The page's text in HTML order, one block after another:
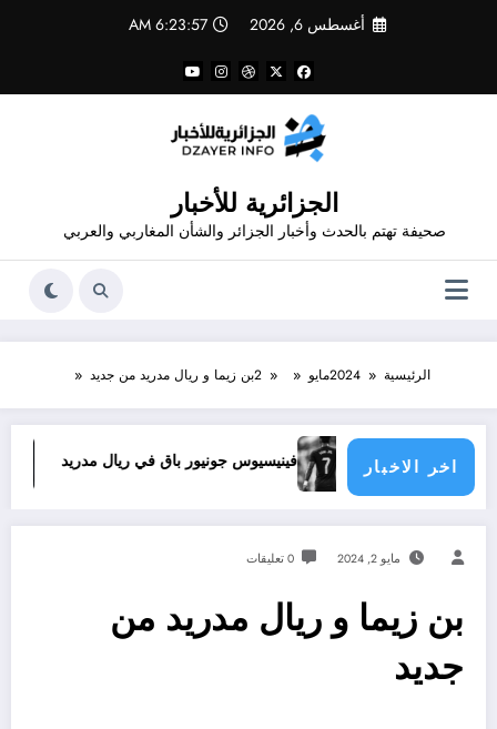
أغسطس 6, 2026 6:23:58 AM
الجزائرية للأخبار
صحيفة تهتم بالحدث وأخبار الجزائر والشأن المغاربي والعربي
الرئيسية 2024مايو 2بن زيما و ريال مدريد من جديد
اخر الاخباريحدث فينيسيوس جونيور باق في ريال مدريد
مايو 2, 2024 0 تعليقات
بن زيما و ريال مدريد من
جديد